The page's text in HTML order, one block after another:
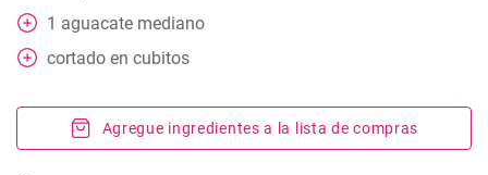
1 aguacate mediano
cortado en cubitos
Agregue ingredientes a la lista de compras